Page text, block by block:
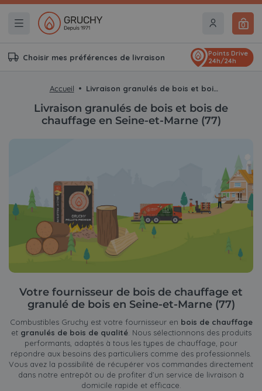
0
Choisir mes préférences de livraison
Points Drive
24h/24h
Accueil Livraison granulés de bois et bois de chauffage en Seine-et-Marne (77)
Livraison granulés de bois et bois de
chauffage en Seine-et-Marne (77)
Votre fournisseur de bois de chauffage et
granulé de bois en Seine-et-Marne (77)
Combustibles Gruchy est votre fournisseur en bois de chauffage
et granulés de bois de qualité. Nous sélectionnons des produits
performants, adaptés à tous les types de chauffage, pour
répondre aux besoins des particuliers comme des professionnels.
Vous avez la possibilité de récupérer vos commandes directement
dans notre entrepôt ou de profiter d’un service de livraison à
domicile rapide et efficace.